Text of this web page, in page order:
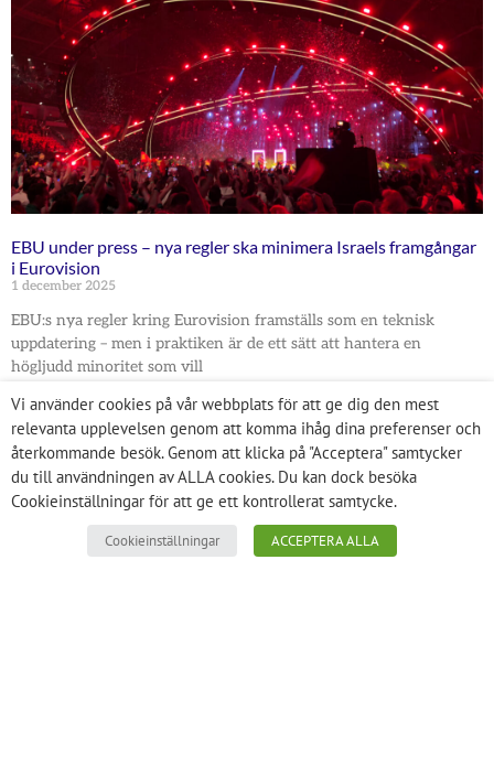
EBU under press – nya regler ska minimera Israels framgångar
i Eurovision
1 december 2025
EBU:s nya regler kring Eurovision framställs som en teknisk
uppdatering – men i praktiken är de ett sätt att hantera en
högljudd minoritet som vill
Vi använder cookies på vår webbplats för att ge dig den mest
relevanta upplevelsen genom att komma ihåg dina preferenser och
återkommande besök. Genom att klicka på "Acceptera" samtycker
du till användningen av ALLA cookies. Du kan dock besöka
Cookieinställningar för att ge ett kontrollerat samtycke.
Cookieinställningar ACCEPTERA ALLA